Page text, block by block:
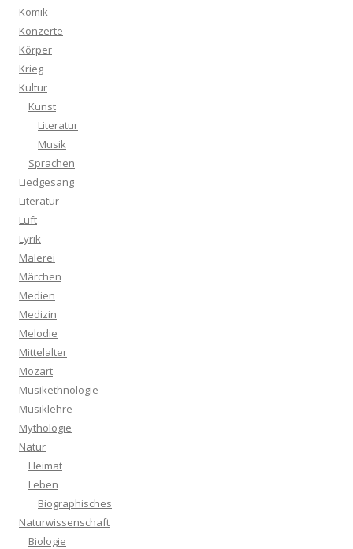
Komik
Konzerte
Körper
Krieg
Kultur
Kunst
Literatur
Musik
Sprachen
Liedgesang
Literatur
Luft
Lyrik
Malerei
Märchen
Medien
Medizin
Melodie
Mittelalter
Mozart
Musikethnologie
Musiklehre
Mythologie
Natur
Heimat
Leben
Biographisches
Naturwissenschaft
Biologie